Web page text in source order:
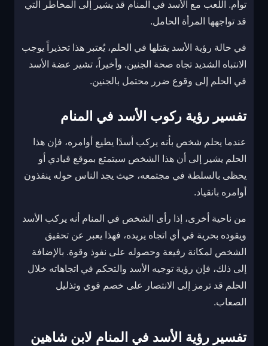
توأم. اللعب مع الأسد في المنام قد يشير إلى المخاطر التي
قد تواجهها المرأة الحامل.
في حالة رؤية الأسد يقتلها في الحلم، يُعتبر هذا تحذيراً يوجب
الانتباه الشديد تجاه صحة الجنين. وأخيراً، تشير عضة الأسد
في الحلم إلى وقوع ضرر محتمل بالجنين.
تفسير رؤية ركوب الأسد في المنام
عندما يحلم شخص بأنه يركب أسدًا يطيع أوامره، فإن هذا
الحلم يشير إلى أن هذا الشخص سيتمتع بموقع قيادي أو
يحظى بالسلطة في مجتمعه، حيث يجد الناس حوله ينفذون
أوامره بانقياد.
من ناحية أخرى، إذا رأى الشخص في المنام أنه يركب الأسد
ويقوده بحرية في أي اتجاه يريده، فهذا يعبر عن تحقيق
الشخص لمكانة رفيعة وحصوله على نفوذ وقوة. بالإضافة
إلى ذلك، فإن رؤية توجيه الأسد والتحكم في اتجاهاته خلال
الحلم قد ترمز إلى الانتصار على خصم قوي وتذليل
الصعاب.
تفسير رؤية الأسد في المنام لابن شاهين